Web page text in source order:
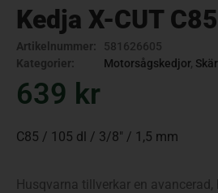
Kedja X-CUT
Artikelnummer:
581626605
Kategorier:
Motorsågskedjor,
639 kr
C85 / 105 dl / 3/8″ / 1,5 mm
Husqvarna tillverkar en avancerad,